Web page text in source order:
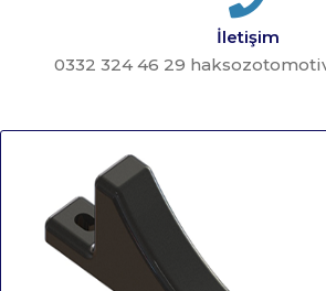
İletişim
0332 324 46 29